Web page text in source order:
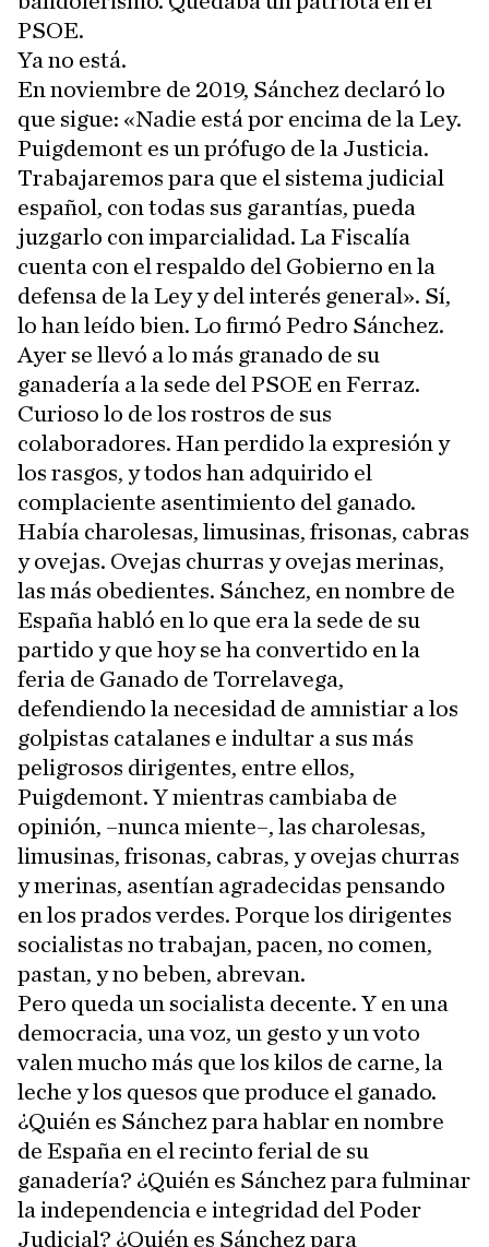
PSOE.
Ya no está.
En noviembre de 2019, Sánchez declaró lo
que sigue: «Nadie está por encima de la Ley.
Puigdemont es un prófugo de la Justicia.
Trabajaremos para que el sistema judicial
español, con todas sus garantías, pueda
juzgarlo con imparcialidad. La Fiscalía
cuenta con el respaldo del Gobierno en la
defensa de la Ley y del interés general». Sí,
lo han leído bien. Lo firmó Pedro Sánchez.
Ayer se llevó a lo más granado de su
ganadería a la sede del PSOE en Ferraz.
Curioso lo de los rostros de sus
colaboradores. Han perdido la expresión y
los rasgos, y todos han adquirido el
complaciente asentimiento del ganado.
Había charolesas, limusinas, frisonas, cabras
y ovejas. Ovejas churras y ovejas merinas,
las más obedientes. Sánchez, en nombre de
España habló en lo que era la sede de su
partido y que hoy se ha convertido en la
feria de Ganado de Torrelavega,
defendiendo la necesidad de amnistiar a los
golpistas catalanes e indultar a sus más
peligrosos dirigentes, entre ellos,
Puigdemont. Y mientras cambiaba de
opinión, –nunca miente–, las charolesas,
limusinas, frisonas, cabras, y ovejas churras
y merinas, asentían agradecidas pensando
en los prados verdes. Porque los dirigentes
socialistas no trabajan, pacen, no comen,
pastan, y no beben, abrevan.
Pero queda un socialista decente. Y en una
democracia, una voz, un gesto y un voto
valen mucho más que los kilos de carne, la
leche y los quesos que produce el ganado.
¿Quién es Sánchez para hablar en nombre
de España en el recinto ferial de su
ganadería? ¿Quién es Sánchez para fulminar
la independencia e integridad del Poder
Judicial? ¿Quién es Sánchez para